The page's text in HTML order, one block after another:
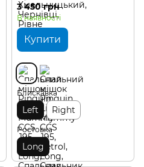
3 450 грн
В наявності
Купити
Блискавка
Left Right
Ростовка
Long